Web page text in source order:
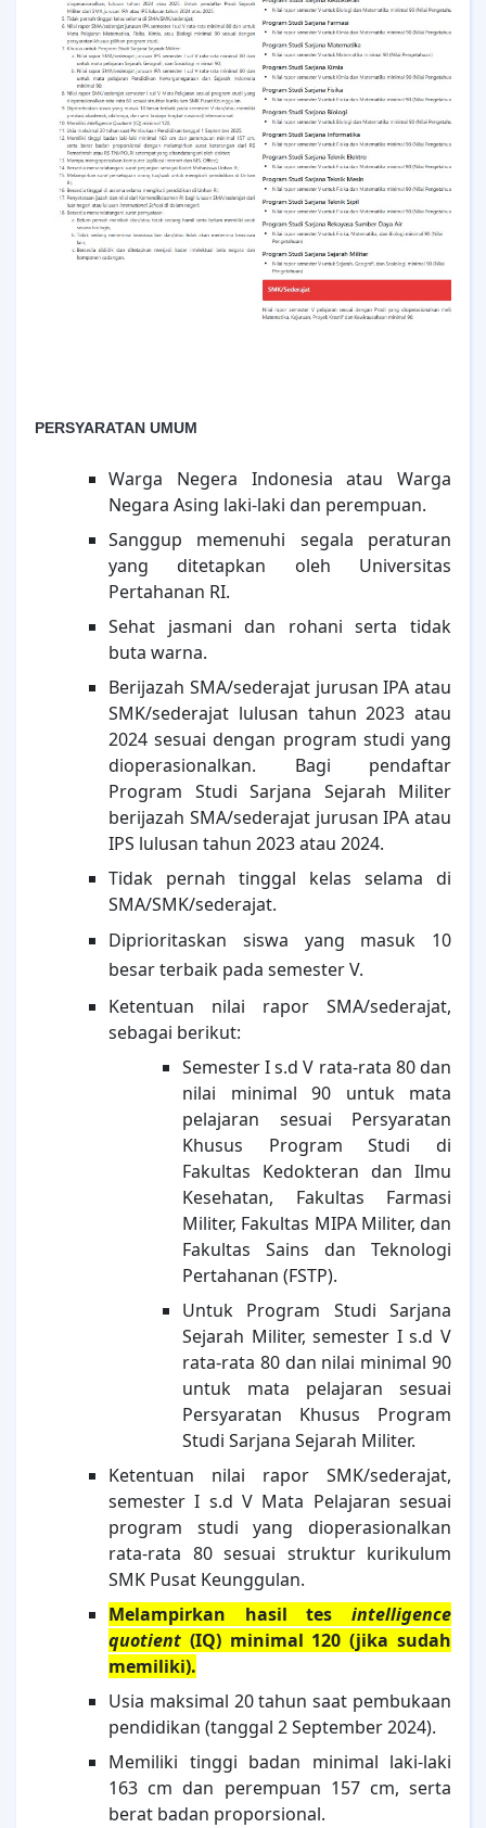
PERSYARATAN UMUM
Warga Negera Indonesia atau Warga
Negara Asing laki-laki dan perempuan.
Sanggup memenuhi segala peraturan
yang ditetapkan oleh Universitas
Pertahanan RI.
Sehat jasmani dan rohani serta tidak
buta warna.
Berijazah SMA/sederajat jurusan IPA atau
SMK/sederajat lulusan tahun 2023 atau
2024 sesuai dengan program studi yang
dioperasionalkan. Bagi pendaftar
Program Studi Sarjana Sejarah Militer
berijazah SMA/sederajat jurusan IPA atau
IPS lulusan tahun 2023 atau 2024.
Tidak pernah tinggal kelas selama di
SMA/SMK/sederajat.
Diprioritaskan siswa yang masuk 10
besar terbaik pada semester V.
Ketentuan nilai rapor SMA/sederajat,
sebagai berikut:
Semester I s.d V rata-rata 80 dan
nilai minimal 90 untuk mata
pelajaran sesuai Persyaratan
Khusus Program Studi di
Fakultas Kedokteran dan Ilmu
Kesehatan, Fakultas Farmasi
Militer, Fakultas MIPA Militer, dan
Fakultas Sains dan Teknologi
Pertahanan (FSTP).
Untuk Program Studi Sarjana
Sejarah Militer, semester I s.d V
rata-rata 80 dan nilai minimal 90
untuk mata pelajaran sesuai
Persyaratan Khusus Program
Studi Sarjana Sejarah Militer.
Ketentuan nilai rapor SMK/sederajat,
semester I s.d V Mata Pelajaran sesuai
program studi yang dioperasionalkan
rata-rata 80 sesuai struktur kurikulum
SMK Pusat Keunggulan.
Melampirkan hasil tes intelligence
quotient (IQ) minimal 120 (jika sudah
memiliki).
Usia maksimal 20 tahun saat pembukaan
pendidikan (tanggal 2 September 2024).
Memiliki tinggi badan minimal laki-laki
163 cm dan perempuan 157 cm, serta
berat badan proporsional.